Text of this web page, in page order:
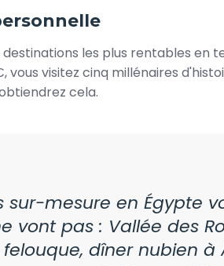
destinations les plus rentables en
vous visitez cinq millénaires
cela.
sur-mesure en Égypte
vont pas : Vallée des
felouque, dîner nubien